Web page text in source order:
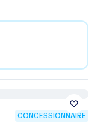
CONCESSIONNAIRE